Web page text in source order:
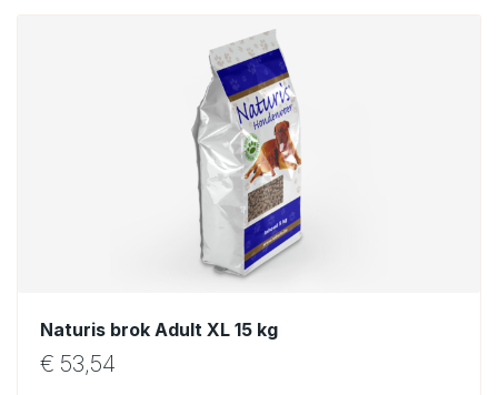
Naturis brok Adult XL 15 kg
€ 53,54